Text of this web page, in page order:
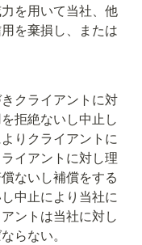
を用いて当社、他
を棄損し、または
クライアントに対
拒絶ないし中止し
りクライアントに
イアントに対し理
ないし補償をする
中止により当社に
ントは当社に対し
らない。